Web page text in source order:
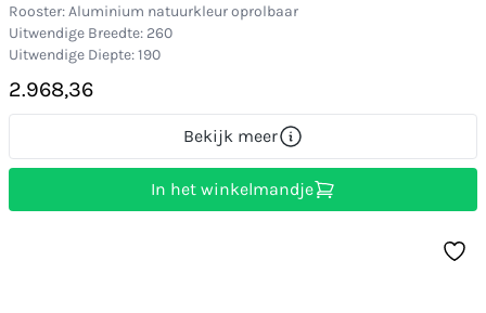
Rooster: Aluminium natuurkleur oprolbaar
Uitwendige Breedte: 260
Uitwendige Diepte: 190
2.968,36
Bekijk meer
In het winkelmandje